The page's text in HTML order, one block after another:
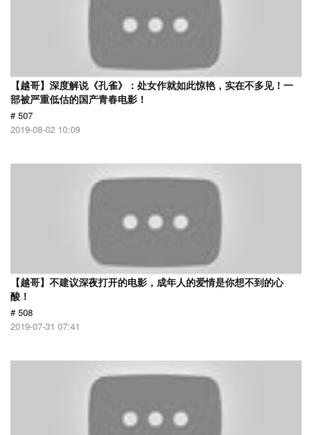
【越哥】深度解说《孔雀》：处女作就如此惊艳，实在不多见！一
部被严重低估的国产青春电影！
# 507
2019-08-02 10:09
【越哥】不建议深夜打开的电影，成年人的爱情是你想不到的心
酸！
# 508
2019-07-31 07:41